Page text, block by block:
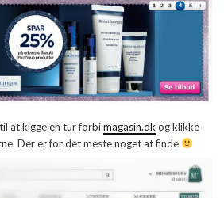
at kigge en tur forbimagasin.dk og klikke
Der er for det meste noget at finde